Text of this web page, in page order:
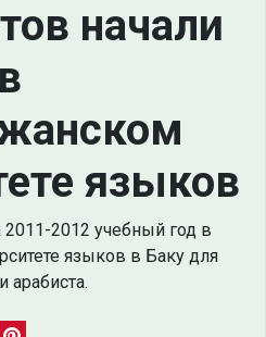
начали
языков
2011-2012 учебный год в
языков в Баку для
арабиста.